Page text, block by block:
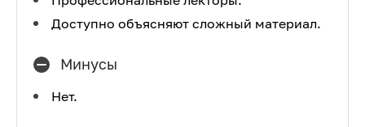
Доступно объясняют сложный материал.
Минусы
Нет.